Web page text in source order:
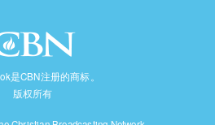
是CBN注册的商标。
版权所有